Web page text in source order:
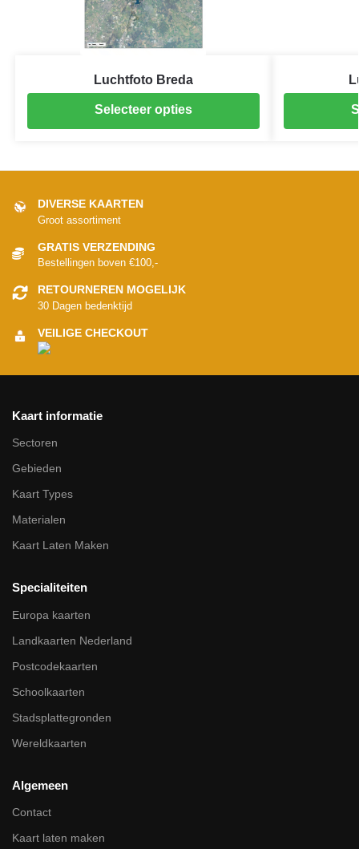
Luchtfoto Breda
Selecteer opties
DIVERSE KAARTEN
Groot assortiment
GRATIS VERZENDING
Bestellingen boven €100,-
RETOURNEREN MOGELIJK
30 Dagen bedenktijd
VEILIGE CHECKOUT
Kaart informatie
Sectoren
Gebieden
Kaart Types
Materialen
Kaart Laten Maken
Specialiteiten
Europa kaarten
Landkaarten Nederland
Postcodekaarten
Schoolkaarten
Stadsplattegronden
Wereldkaarten
Algemeen
Contact
Kaart laten maken